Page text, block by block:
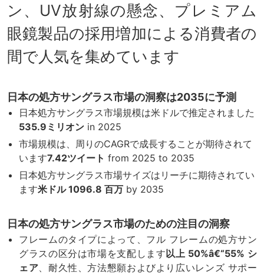
ン、UV放射線の懸念、プレミアム
眼鏡製品の採用増加による消費者の
間で人気を集めています
日本の処方サングラス市場の洞察は2035に予測
日本処方サングラス市場規模は米ドルで推定されました
535.9ミリオン in 2025
市場規模は、周りのCAGRで成長することが期待されて
います7.42ツイート from 2025 to 2035
日本処方サングラス市場サイズはリーチに期待されてい
ます米ドル 1096.8 百万 by 2035
日本の処方サングラス市場のための注目の洞察
フレームのタイプによって、フル フレームの処方サン
グラスの区分は市場を支配します以上 50%â€“55% シ
ェア 、耐久性、方法懇願およびより広いレンズ サポー